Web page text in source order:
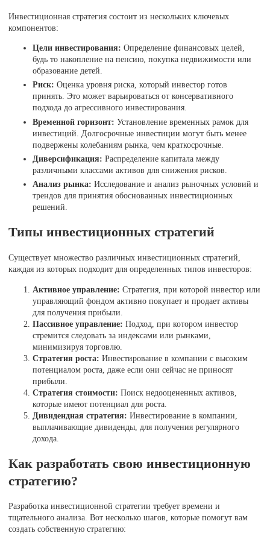
Инвестиционная стратегия состоит из нескольких ключевых
компонентов:
Цели инвестирования: Определение финансовых целей,
будь то накопление на пенсию, покупка недвижимости или
образование детей.
Риск: Оценка уровня риска, который инвестор готов
принять. Это может варьироваться от консервативного
подхода до агрессивного инвестирования.
Временной горизонт: Установление временных рамок для
инвестиций. Долгосрочные инвестиции могут быть менее
подвержены колебаниям рынка, чем краткосрочные.
Диверсификация: Распределение капитала между
различными классами активов для снижения рисков.
Анализ рынка: Исследование и анализ рыночных условий и
трендов для принятия обоснованных инвестиционных
решений.
Типы инвестиционных стратегий
Существует множество различных инвестиционных стратегий,
каждая из которых подходит для определенных типов инвесторов:
Активное управление: Стратегия, при которой инвестор или
управляющий фондом активно покупает и продает активы
для получения прибыли.
Пассивное управление: Подход, при котором инвестор
стремится следовать за индексами или рынками,
минимизируя торговлю.
Стратегия роста: Инвестирование в компании с высоким
потенциалом роста, даже если они сейчас не приносят
прибыли.
Стратегия стоимости: Поиск недооцененных активов,
которые имеют потенциал для роста.
Дивидендная стратегия: Инвестирование в компании,
выплачивающие дивиденды, для получения регулярного
дохода.
Как разработать свою инвестиционную
стратегию?
Разработка инвестиционной стратегии требует времени и
тщательного анализа. Вот несколько шагов, которые помогут вам
создать собственную стратегию: